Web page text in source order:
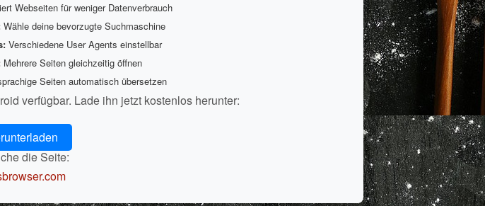
Webseiten für weniger Datenverbrauch
Wähle deine bevorzugte Suchmaschine
Verschiedene User Agents einstellbar
Mehrere Seiten gleichzeitig öffnen
Seiten automatisch übersetzen
verfügbar. Lade ihn jetzt kostenlos herunter:
die Seite: